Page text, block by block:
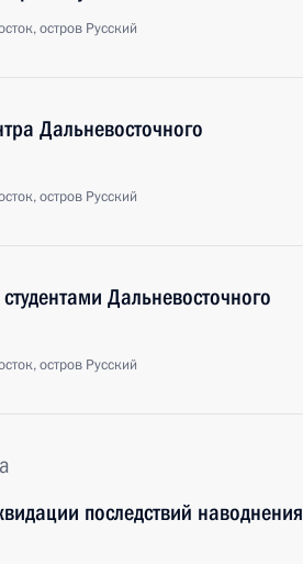
остров Русский
Дальневосточного
остров Русский
Дальневосточного
остров Русский
последствий наводнения